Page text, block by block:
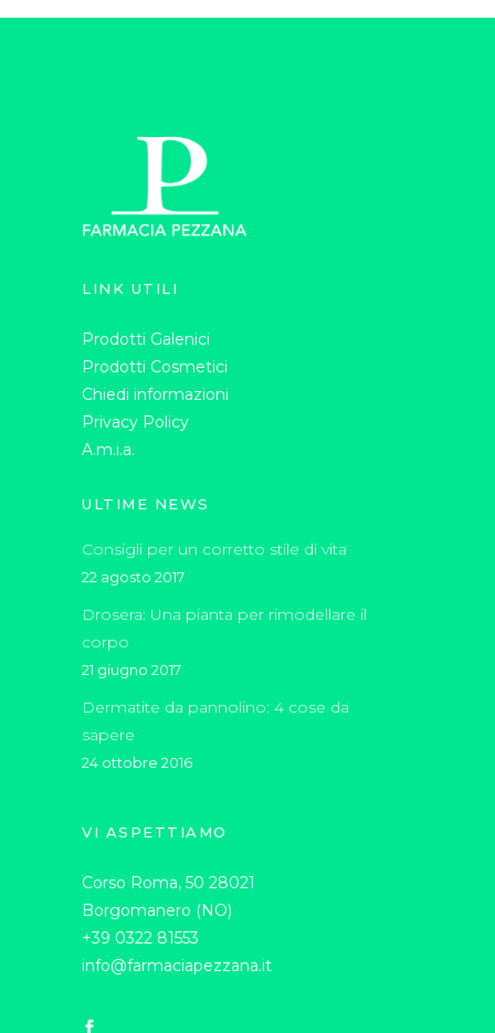
LINK UTILI
Prodotti Galenici
Prodotti Cosmetici
Chiedi informazioni
Privacy Policy
A.m.i.a.
ULTIME NEWS
Consigli per un corretto stile di vita
22 agosto 2017
Drosera: Una pianta per rimodellare il
corpo
21 giugno 2017
Dermatite da pannolino: 4 cose da
sapere
24 ottobre 2016
VI ASPETTIAMO
Corso Roma, 50 28021
Borgomanero (NO)
+39 0322 81553
info@farmaciapezzana.it